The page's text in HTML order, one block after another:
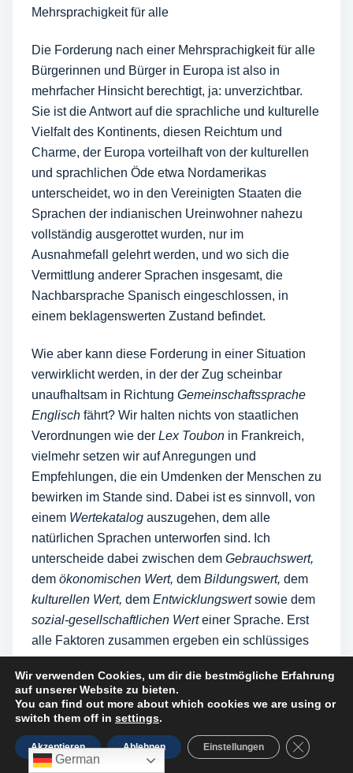
Mehrsprachigkeit für alle
Die Forderung nach einer Mehrsprachigkeit für alle
Bürgerinnen und Bürger in Europa ist also in
mehrfacher Hinsicht berechtigt, ja: unverzichtbar.
Sie ist die Antwort auf die sprachliche und kulturelle
Vielfalt des Kontinents, diesen Reichtum und
Charme, der Europa vorteilhaft von der kulturellen
und sprachlichen Öde etwa Nordamerikas
unterscheidet, wo in den Vereinigten Staaten die
Sprachen der indianischen Ureinwohner nahezu
vollständig ausgerottet wurden, nur im
Ausnahmefall gelehrt werden, und wo sich die
Vermittlung anderer Sprachen insgesamt, die
Nachbarsprache Spanisch eingeschlossen, in
einem beklagenswerten Zustand befindet.
Wie aber kann diese Forderung in einer Situation
verwirklicht werden, in der der Zug scheinbar
unaufhaltsam in Richtung Gemeinschaftssprache
Englisch fährt? Wir halten nichts von staatlichen
Verordnungen wie der Lex Toubon in Frankreich,
vielmehr setzen wir auf Anregungen und
Empfehlungen, die ein Umdenken der Menschen zu
bewirken im Stande sind. Dabei ist es sinnvoll, von
einem Wertekatalog auszugehen, dem alle
natürlichen Sprachen unterworfen sind. Ich
unterscheide dabei zwischen dem Gebrauchswert,
dem ökonomischen Wert, dem Bildungswert, dem
kulturellen Wert, dem Entwicklungswertsowie dem
sozial-gesellschaftlichen Werteiner Sprache. Erst
alle Faktoren zusammen ergeben ein schlüssiges
Urteil über die Sprachen, die Kinder, Jugendliche
und Erwachsene lernen sollen.
Gemeinhin werden in der Diskussion nur der
Gebrauchswert– Zahl der Sprecher weltweit –
sowie, vor allem, derökonomische Wert– Vorteile
German
Wir verwenden Cookies, um dir die bestmögliche Erfahrung
auf unserer Website zu bieten.
You can find out more about which cookies we are using or
switch them off in settings.
Akzeptieren Ablehnen Einstellungen GDPR